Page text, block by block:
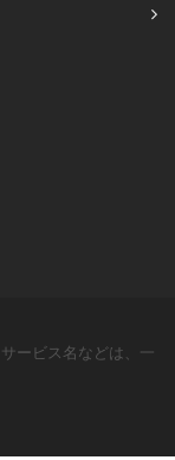
ービス名などは、一